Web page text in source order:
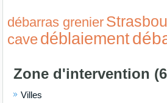
débarras grenier
cavedéblaiement
Zone d'intervention
Villes